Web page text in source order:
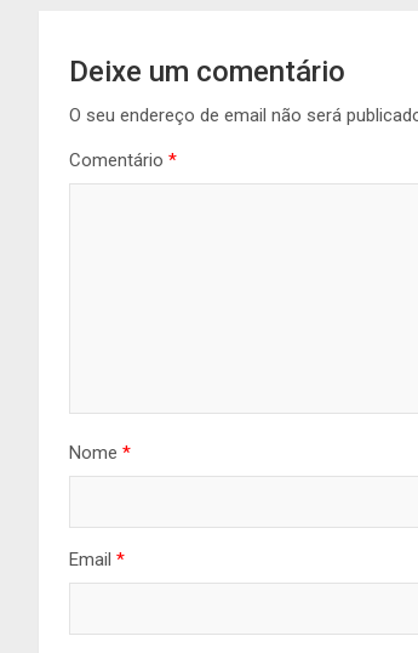
Deixe um comentário
O seu endereço de email não será
Comentário *
Nome *
Email *